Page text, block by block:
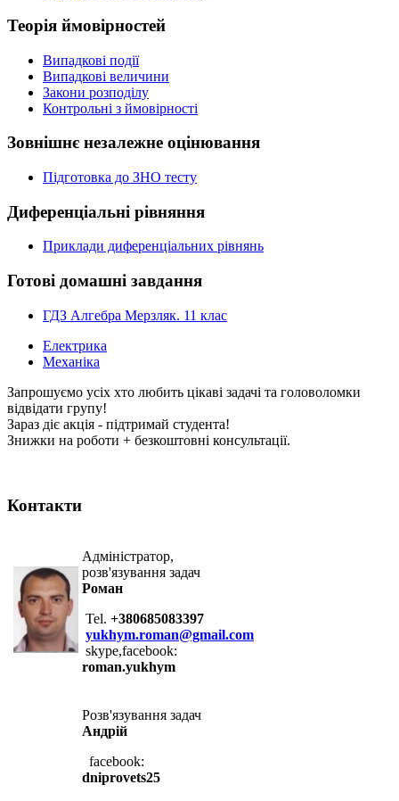
Теорія ймовірностей
Випадкові події
Випадкові величини
Закони розподілу
Контрольні з ймовірності
Зовнішнє незалежне оцінювання
Підготовка до ЗНО тесту
Диференціальні рівняння
Приклади диференціальних рівнянь
Готові домашні завдання
ГДЗ Алгебра Мерзляк. 11 клас
Електрика
Механіка
Запрошуємо усіх хто любить цікаві задачі та головоломки
відвідати групу!
Зараз діє акція - підтримай студента!
Знижки на роботи + безкоштовні консультації.
Контакти
Адміністратор,
розв'язування задач
Роман
Tel. +380685083397
yukhym.roman@gmail.com
skype,facebook:
roman.yukhym
Розв'язування задач
Андрій
facebook:
dniprovets25